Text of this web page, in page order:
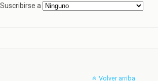
Suscribirse a
Volver arriba